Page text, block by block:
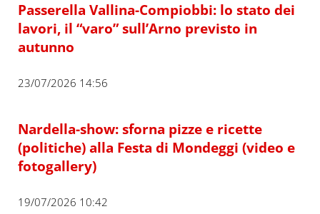
Passerella Vallina-Compiobbi: lo stato dei
lavori, il “varo” sull’Arno previsto in
autunno
23/07/2026 14:56
Nardella-show: sforna pizze e ricette
(politiche) alla Festa di Mondeggi (video e
fotogallery)
19/07/2026 10:42